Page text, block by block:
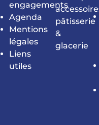
engagements
Agenda
Mentions
légales
Liens
utiles
pâtisserie
&
glacerie